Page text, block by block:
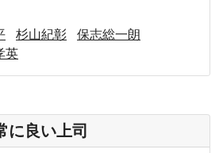
杉山紀彰
保志総一朗
英
に良い上司